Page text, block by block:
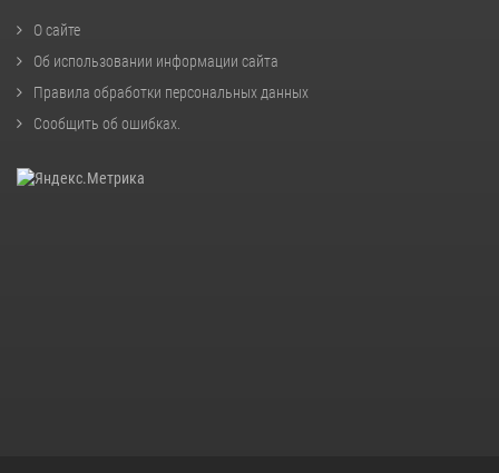
О сайте
Об использовании информации сайта
Правила обработки персональных данных
Сообщить об ошибках